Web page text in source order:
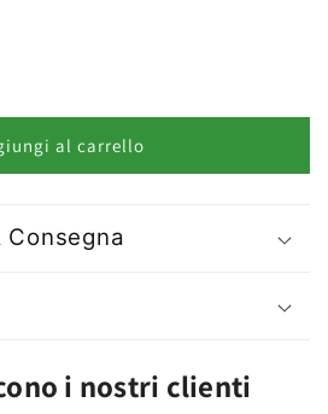
al carrello
Consegna
i nostri clienti